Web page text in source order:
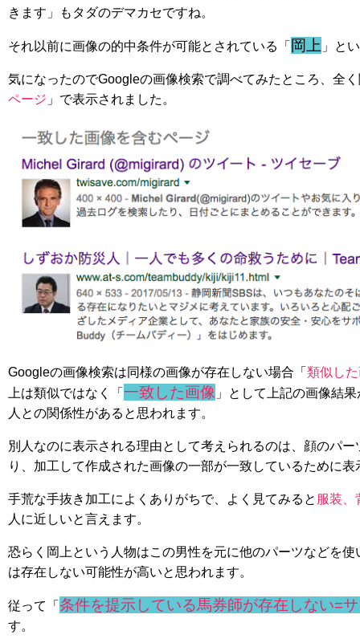
きます」もタダのデマカセですね。
それ以前に画像の的中条件が可能とされている「 岡上 」と
気になったのでGoogleの画像検索で調べてみたところ、全
ページ 」で表示されました。
Googleの画像検索は同様の画像が存在しない場合「 類似し
上は類似ではなく「 一致した画像 」として上記の画像結
人との関係性があると思われます。
別人なのに表示される理由として考えられるのは、顔のパ
り、加工して作成された画像の一部が一致しているために
手荒な手抜き加工によくありがちで、よく見てみると 服装、
人に近しいと言えます。
恐らく岡上という人物はこの男性を元に他のパーツなどを
は存在しない可能性が高いと思われます。
従って「 条件を提示している馬券師が存在しない=
す。